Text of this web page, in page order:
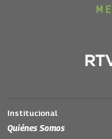
Institucional
Quiénes Somos